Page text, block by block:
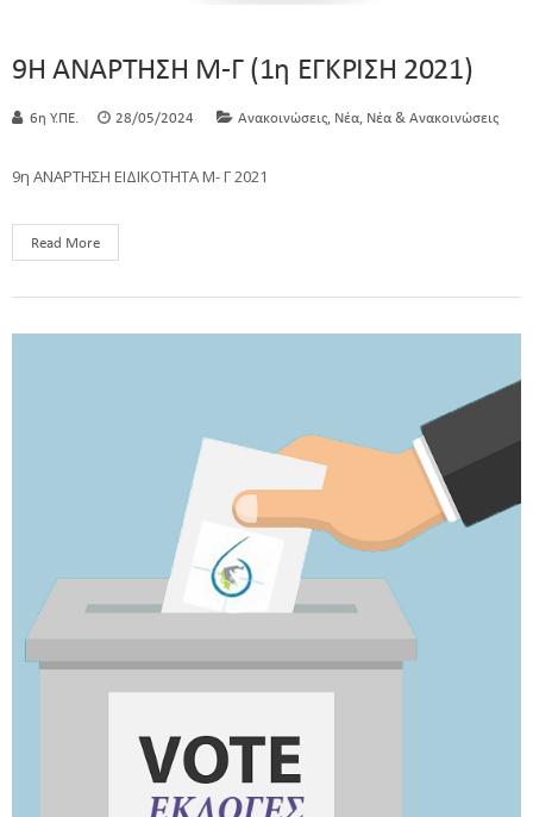
9Η ΑΝΑΡΤΗΣΗ Μ-Γ (1η ΕΓΚΡΙΣΗ 2021)
6η Υ.ΠΕ. 28/05/2024 Ανακοινώσεις, Νέα, Νέα & Ανακοινώσεις
9η ΑΝΑΡΤΗΣΗ ΕΙΔΙΚΟΤΗΤΑ Μ- Γ 2021
Read More